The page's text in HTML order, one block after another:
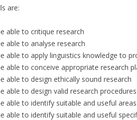
are:
able to critique research
able to analyse research
able to apply linguistics knowledge to
able to conceive appropriate research
able to design ethically sound research
able to design valid research procedures
able to identify suitable and useful
able to identify suitable and useful